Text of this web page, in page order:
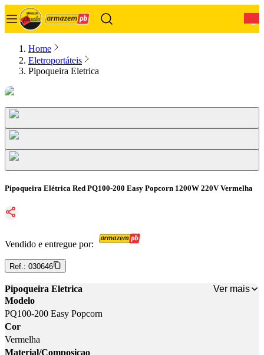
Home
Eletroportáteis
Pipoqueira Eletrica
Pipoqueira Elétrica Red PQ100-200 Easy Popcorn 1200W 220V Vermelha
Vendido e entregue por:
Ref.: 030646
Pipoqueira Eletrica
Ver mais
Modelo
PQ100-200 Easy Popcorn
Cor
Vermelha
Material/Composicao